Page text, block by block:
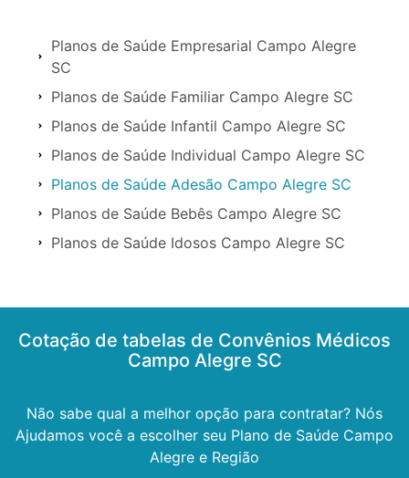
Planos de Saúde Empresarial Campo Alegre
SC
Planos de Saúde Familiar Campo Alegre SC
Planos de Saúde Infantil Campo Alegre SC
Planos de Saúde Individual Campo Alegre SC
Planos de Saúde Adesão Campo Alegre SC
Planos de Saúde Bebês Campo Alegre SC
Planos de Saúde Idosos Campo Alegre SC
Cotação de tabelas de Convênios Médicos
Campo Alegre SC
Não sabe qual a melhor opção para contratar? Nós
Ajudamos você a escolher seu Plano de Saúde Campo
Alegre e Região